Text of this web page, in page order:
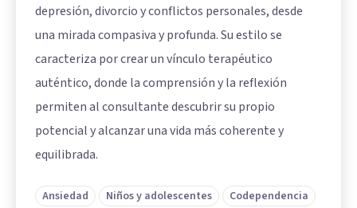
depresión, divorcio y conflictos personales, desde
una mirada compasiva y profunda. Su estilo se
caracteriza por crear un vínculo terapéutico
auténtico, donde la comprensión y la reflexión
permiten al consultante descubrir su propio
potencial y alcanzar una vida más coherente y
equilibrada.
Ansiedad Niños y adolescentes
Codependencia